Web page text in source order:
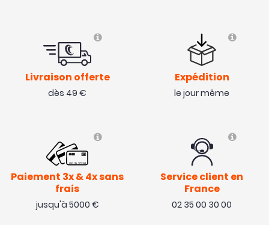
Livraison offerte
dès 49 €
Expédition
le jour même
Paiement 3x & 4x sans
frais
jusqu'à 5000 €
Service client en
France
02 35 00 30 00